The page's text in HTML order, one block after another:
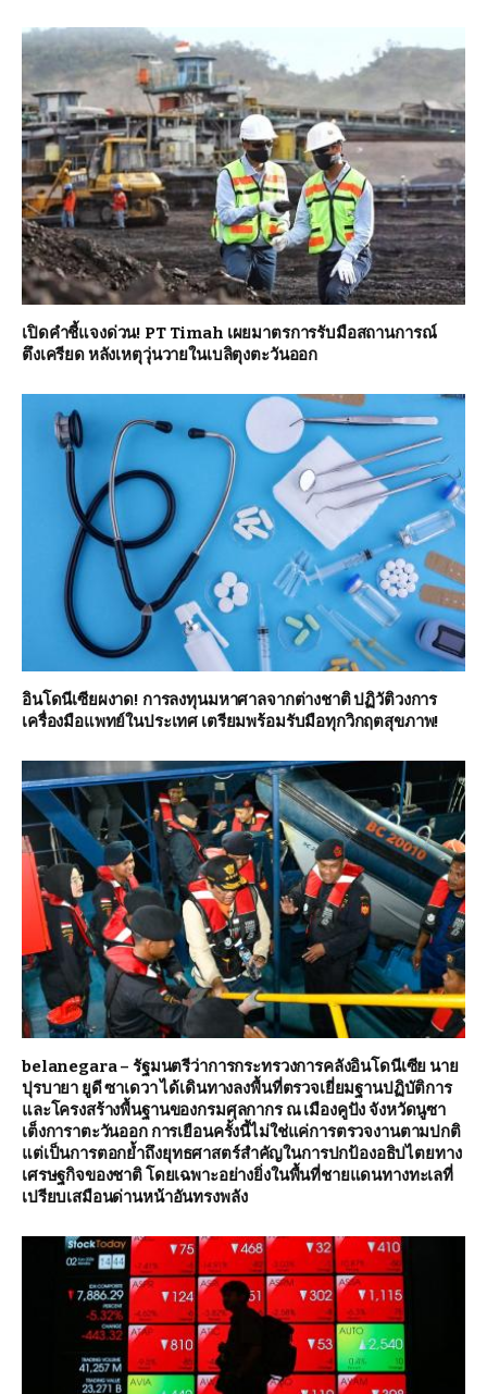
เปิดคำชี้แจงด่วน! PT Timah เผยมาตรการรับมือสถานการณ์
ตึงเครียด หลังเหตุวุ่นวายในเบลิตุงตะวันออก
อินโดนีเซียผงาด! การลงทุนมหาศาลจากต่างชาติ ปฏิวัติวงการ
เครื่องมือแพทย์ในประเทศ เตรียมพร้อมรับมือทุกวิกฤตสุขภาพ!
belanegara – รัฐมนตรีว่าการกระทรวงการคลังอินโดนีเซีย นาย
ปุรบายา ยูดี ซาเดวา ได้เดินทางลงพื้นที่ตรวจเยี่ยมฐานปฏิบัติการ
และโครงสร้างพื้นฐานของกรมศุลกากร ณ เมืองคูปัง จังหวัดนูซา
เต็งการาตะวันออก การเยือนครั้งนี้ไม่ใช่แค่การตรวจงานตามปกติ
แต่เป็นการตอกย้ำถึงยุทธศาสตร์สำคัญในการปกป้องอธิปไตยทาง
เศรษฐกิจของชาติ โดยเฉพาะอย่างยิ่งในพื้นที่ชายแดนทางทะเลที่
เปรียบเสมือนด่านหน้าอันทรงพลัง